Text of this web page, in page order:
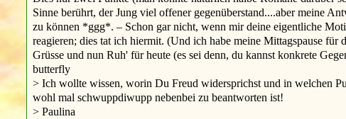
Sinne berührt, der Jung viel offener gegenüberstand....aber meine
zu können *ggg*. – Schon gar nicht, wenn mir deine eigentliche
reagieren; dies tat ich hiermit. (Und ich habe meine Mittagspause für
Grüsse und nun Ruh' für heute (es sei denn, du kannst konkrete
butterfly
> Ich wollte wissen, worin Du Freud widersprichst und in welchen
wohl mal schwuppdiwupp nebenbei zu beantworten ist!
> Paulina